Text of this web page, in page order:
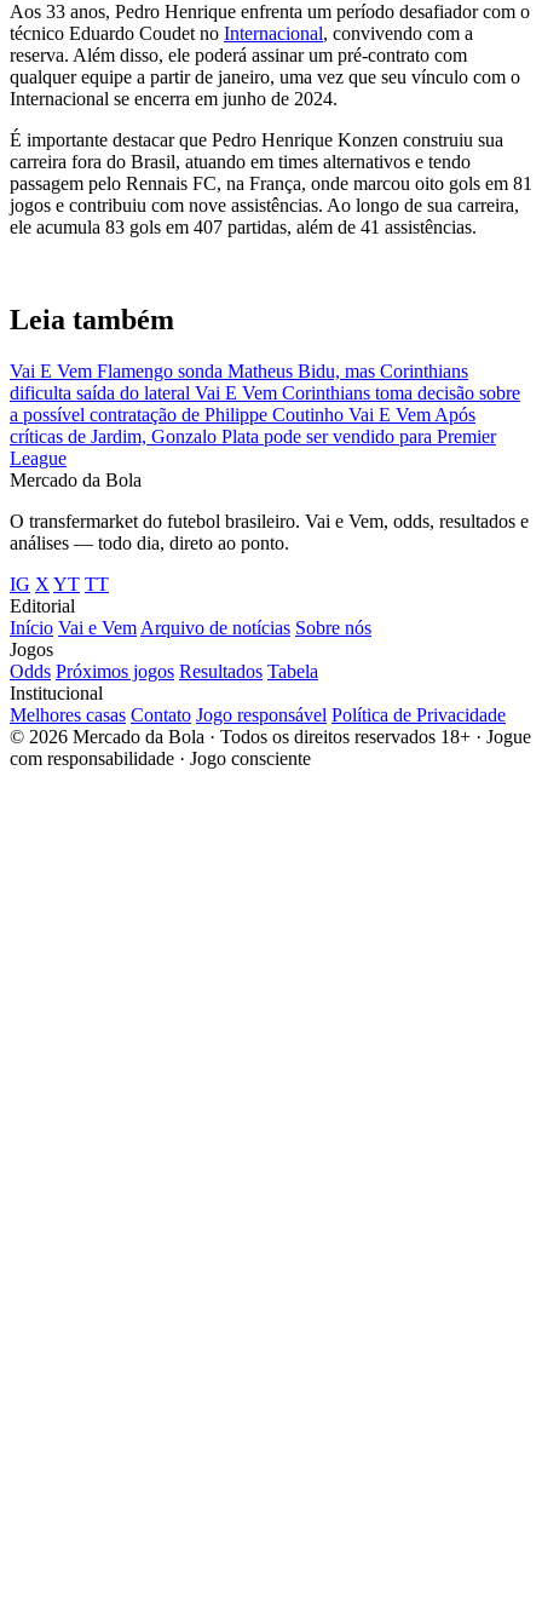
Aos 33 anos, Pedro Henrique enfrenta um período desafiador com o
técnico Eduardo Coudet no Internacional, convivendo com a
reserva. Além disso, ele poderá assinar um pré-contrato com
qualquer equipe a partir de janeiro, uma vez que seu vínculo com o
Internacional se encerra em junho de 2024.
É importante destacar que Pedro Henrique Konzen construiu sua
carreira fora do Brasil, atuando em times alternativos e tendo
passagem pelo Rennais FC, na França, onde marcou oito gols em 81
jogos e contribuiu com nove assistências. Ao longo de sua carreira,
ele acumula 83 gols em 407 partidas, além de 41 assistências.
Leia também
Vai E Vem Flamengo sonda Matheus Bidu, mas Corinthians
dificulta saída do lateral Vai E Vem Corinthians toma decisão sobre
a possível contratação de Philippe Coutinho Vai E Vem Após
críticas de Jardim, Gonzalo Plata pode ser vendido para Premier
League
Mercado da Bola
O transfermarket do futebol brasileiro. Vai e Vem, odds, resultados e
análises — todo dia, direto ao ponto.
IG X YT TT
Editorial
Início Vai e Vem Arquivo de notícias Sobre nós
Jogos
Odds Próximos jogos Resultados Tabela
Institucional
Melhores casas Contato Jogo responsável Política de Privacidade
© 2026 Mercado da Bola · Todos os direitos reservados 18+ · Jogue
com responsabilidade · Jogo consciente